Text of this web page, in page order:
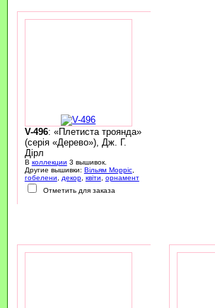
V-496: «Плетиста троянда»
(серія «Дерево»), Дж. Г.
Дірл
В коллекции 3 вышивок.
Другие вышивки: Вільям Морріс,
гобелени, декор, квіти, орнамент
Отметить для заказа